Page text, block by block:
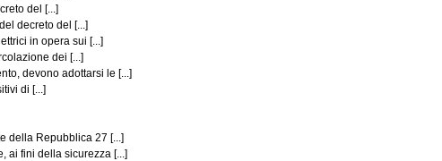
del [...]
decreto del [...]
in opera sui [...]
dei [...]
devono adottarsi le [...]
di [...]
della Repubblica 27 [...]
ai fini della sicurezza [...]